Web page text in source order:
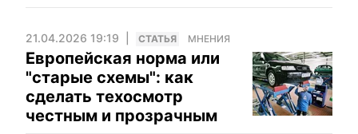
21.04.2026 19:19 CТАТЬЯ МНЕНИЯ
Европейская норма или
"старые схемы": как
сделать техосмотр
честным и прозрачным